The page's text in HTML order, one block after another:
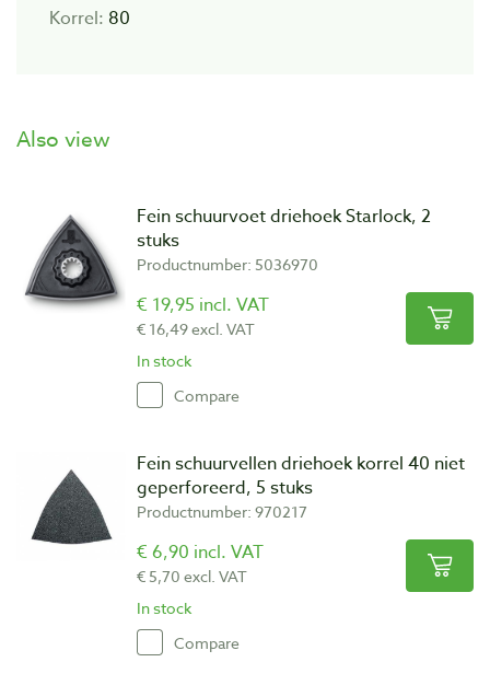
Korrel: 80
Also view
Fein schuurvoet driehoek Starlock, 2
stuks
Productnumber: 5036970
€ 19,95 incl. VAT
€ 16,49 excl. VAT
In stock
Compare
Fein schuurvellen driehoek korrel 40 niet
geperforeerd, 5 stuks
Productnumber: 970217
€ 6,90 incl. VAT
€ 5,70 excl. VAT
In stock
Compare